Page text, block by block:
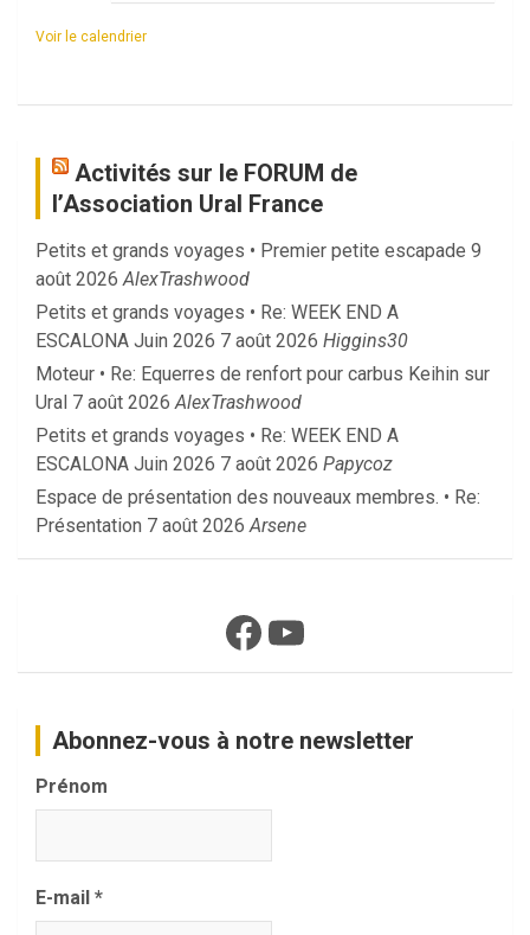
Voir le calendrier
Activités sur le FORUM de
l’Association Ural France
Petits et grands voyages • Premier petite escapade 9
août 2026 AlexTrashwood
Petits et grands voyages • Re: WEEK END A
ESCALONA Juin 2026 7 août 2026 Higgins30
Moteur • Re: Equerres de renfort pour carbus Keihin sur
Ural 7 août 2026 AlexTrashwood
Petits et grands voyages • Re: WEEK END A
ESCALONA Juin 2026 7 août 2026 Papycoz
Espace de présentation des nouveaux membres. • Re:
Présentation 7 août 2026 Arsene
Facebook
YouTube
Abonnez-vous à notre newsletter
Prénom
E-mail *